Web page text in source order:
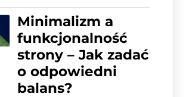
Minimalizm a
funkcjonalność
strony – Jak zadać
o odpowiedni
balans?